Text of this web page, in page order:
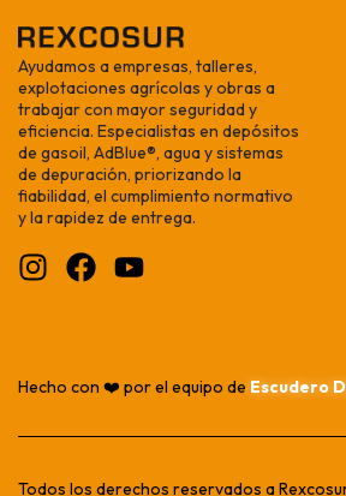
Ayudamos a empresas, talleres,
explotaciones agrícolas y obras a
trabajar con mayor seguridad y
eficiencia. Especialistas en depósitos
de gasoil, AdBlue®, agua y sistemas
de depuración, priorizando la
fiabilidad, el cumplimiento normativo
y la rapidez de entrega.
Hecho con ❤️ por el equipo de Escudero
Todos los derechos reservados a